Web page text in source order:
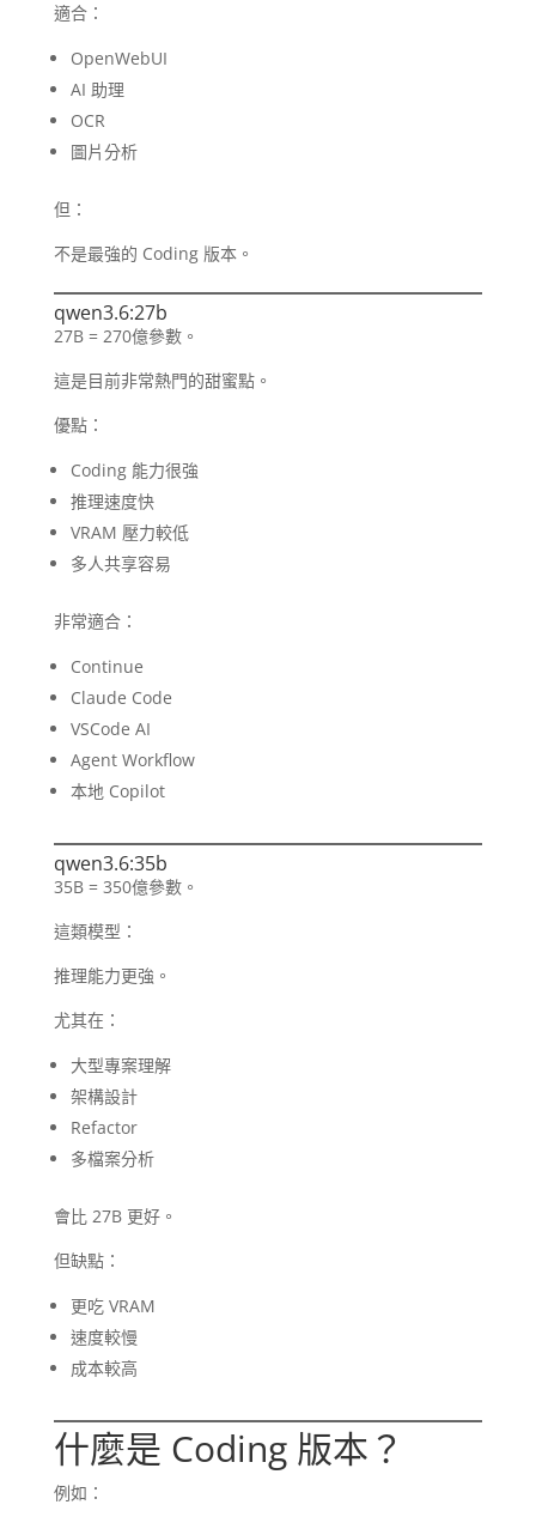
適合：
OpenWebUI
AI 助理
OCR
圖片分析
但：
不是最強的 Coding 版本。
qwen3.6:27b
27B = 270億參數。
這是目前非常熱門的甜蜜點。
優點：
Coding 能力很強
推理速度快
VRAM 壓力較低
多人共享容易
非常適合：
Continue
Claude Code
VSCode AI
Agent Workflow
本地 Copilot
qwen3.6:35b
35B = 350億參數。
這類模型：
推理能力更強。
尤其在：
大型專案理解
架構設計
Refactor
多檔案分析
會比 27B 更好。
但缺點：
更吃 VRAM
速度較慢
成本較高
什麼是 Coding 版本？
例如：